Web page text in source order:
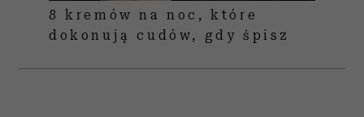
8 kremów na noc, które
dokonują cudów, gdy śpisz